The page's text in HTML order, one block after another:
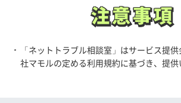
注意事項
注意事項
「ネットトラブル相談室」はサービス提
社マモルの定める利用規約に基づき、提供